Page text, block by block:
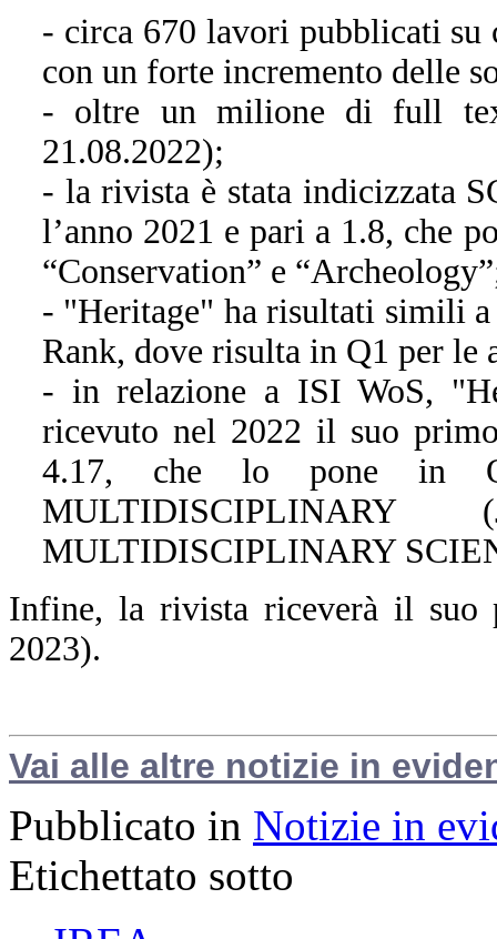
- circa 670 lavori pubblicati su
con un forte incremento delle
- oltre un milione di full
21.08.2022);
- la rivista è stata indicizzata
l’anno 2021 e pari a 1.8, che
“Conservation” e
- "Heritage" ha risultati simili
Rank, dove risulta in Q1 per le
- in relazione a ISI WoS,
ricevuto nel 2022 il suo
4.17, che lo pone in
MULTIDISCIPLINARY
Infine, la rivista riceverà il suo
2023).
Vai alle altre notizie in
Pubblicato in Notizie in
Etichettato sotto